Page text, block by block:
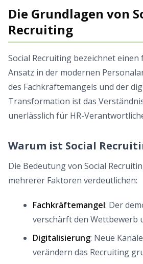
Die Grundlagen von
Recruiting
Social Recruiting bezeichnet
Ansatz in der modernen
des Fachkräftemangels und der
Transformation ist das
unerlässlich für HR-
Warum ist Social
Die Bedeutung von Social
mehrerer Faktoren verdeutlichen:
Fachkräftemangel: Der
verschärft den Wettbewerb
Digitalisierung: Neue
verändern das Recruiting